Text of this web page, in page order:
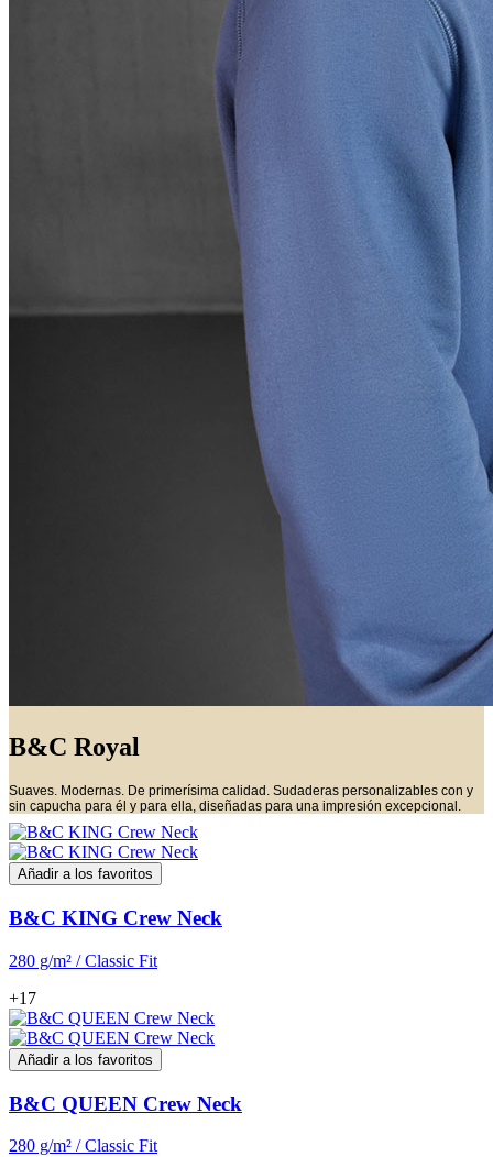
B&C Royal
Suaves. Modernas. De primerísima calidad. Sudaderas personalizables con y
sin capucha para él y para ella, diseñadas para una impresión excepcional.
Añadir a los favoritos
B&C KING Crew Neck
280 g/m² / Classic Fit
+17
Añadir a los favoritos
B&C QUEEN Crew Neck
280 g/m² / Classic Fit